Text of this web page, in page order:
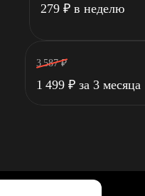
279 ₽ в неделю
3 587 ₽
1 499 ₽ за 3 месяца